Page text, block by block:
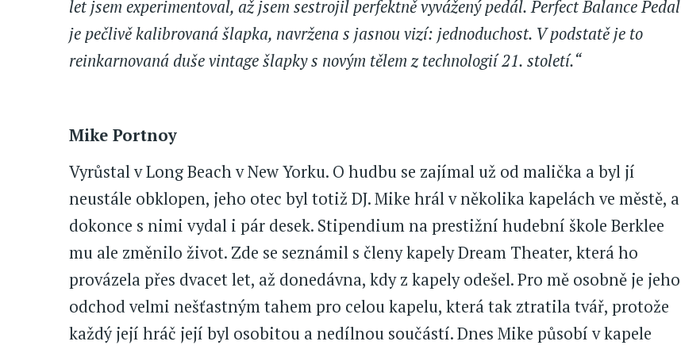
let jsem experimentoval, až jsem sestrojil perfektně vyvážený pedál. Perfect Balance Pedal
je pečlivě kalibrovaná šlapka, navržena s jasnou vizí: jednoduchost. V podstatě je to
reinkarnovaná duše vintage šlapky s novým tělem z technologií 21. století.“
Mike Portnoy
Vyrůstal v Long Beach v New Yorku. O hudbu se zajímal už od malička a byl jí
neustále obklopen, jeho otec byl totiž DJ. Mike hrál v několika kapelách ve městě, a
dokonce s nimi vydal i pár desek. Stipendium na prestižní hudební škole Berklee
mu ale změnilo život. Zde se seznámil s členy kapely Dream Theater, která ho
provázela přes dvacet let, až donedávna, kdy z kapely odešel. Pro mě osobně je jeho
odchod velmi nešťastným tahem pro celou kapelu, která tak ztratila tvář, protože
každý její hráč její byl osobitou a nedílnou součástí. Dnes Mike působí v kapele